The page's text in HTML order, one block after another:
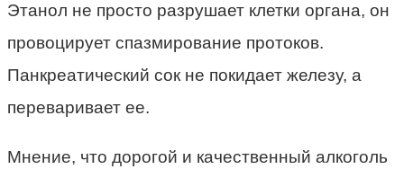
Этанол не просто разрушает клетки органа, он
провоцирует спазмирование протоков.
Панкреатический сок не покидает железу, а
переваривает ее.
Мнение, что дорогой и качественный алкоголь